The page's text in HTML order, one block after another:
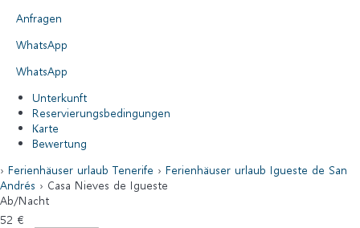
Anfragen
WhatsApp
WhatsApp
Unterkunft
Reservierungsbedingungen
Karte
Bewertung
› Ferienhäuser urlaub Tenerife › Ferienhäuser urlaub Igueste de San
Andrés › Casa Nieves de Igueste
Ab/Nacht
52 €